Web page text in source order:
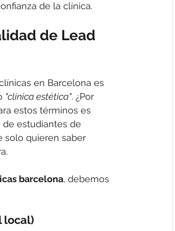
de la clínica.
de Lead
en Barcelona es
"clínica estética". ¿Por
estos términos es
de estudiantes de
solo quieren saber
barcelona, debemos
local)